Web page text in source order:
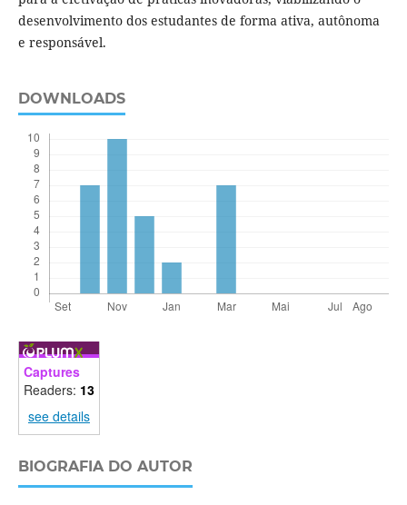
desenvolvimento dos estudantes de forma ativa, autônoma
e responsável.
DOWNLOADS
Captures
Readers: 13
see details
BIOGRAFIA DO AUTOR